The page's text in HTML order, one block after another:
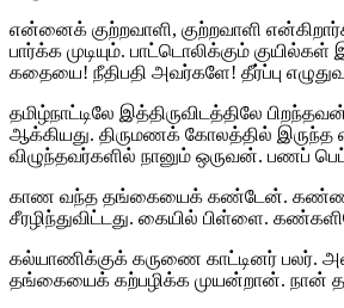
என்னைக் குற்றவாளி, குற்றவாளி
பார்க்க முடியும். பாட்டொலிக்கும்
கதையை! நீதிபதி அவர்களே! தீர்ப்பு
தமிழ்நாட்டிலே இத்திருவிடத்திலே
ஆக்கியது. திருமணக் கோலத்தில் இருந்த
விழுந்தவர்களில் நானும் ஒருவன். பணப்
காண வந்த தங்கையைக் கண்டேன். கண்ணற்ற
சீரழிந்துவிட்டது. கையில் பிள்ளை.
கல்யாணிக்குக் கருணை காட்டினர் பலர்.
தங்கையைக் கற்பழிக்க முயன்றான். நான்